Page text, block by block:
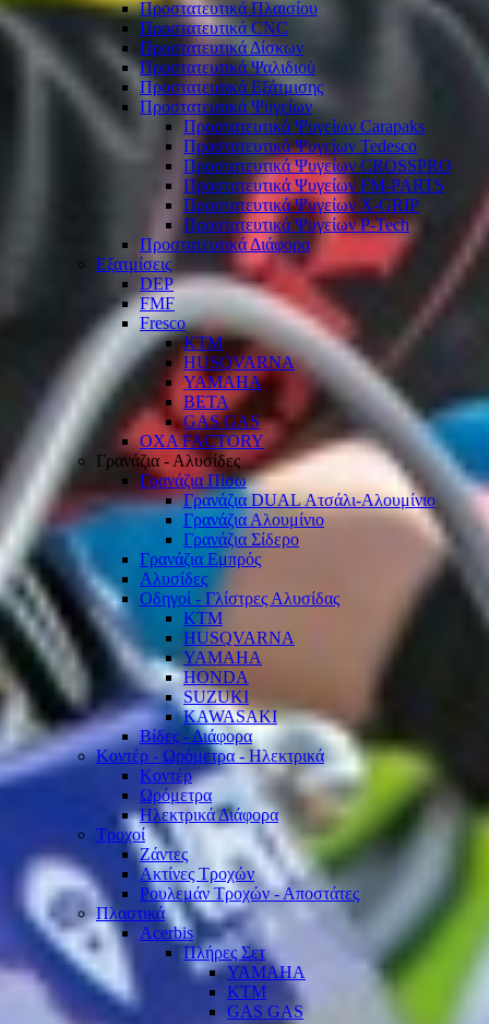
Προστατευτικά Πλαισίου
Προστατευτικά CNC
Προστατευτικά Δίσκων
Προστατευτικά Ψαλιδιού
Προστατευτικά Εξάτμισης
Προστατευτικά Ψυγείων
Προστατευτικά Ψυγείων Carapaks
Προστατευτικά Ψυγείων Tedesco
Προστατευτικά Ψυγείων CROSSPRO
Προστατευτικά Ψυγείων FM-PARTS
Προστατευτικά Ψυγείων X-GRIP
Προστατευτικά Ψυγείων P-Tech
Προστατευτικά Διάφορα
Εξατμίσεις
DEP
FMF
Fresco
KTM
HUSQVARNA
YAMAHA
BETA
GAS GAS
OXA FACTORY
Γρανάζια - Αλυσίδες
Γρανάζια Πίσω
Γρανάζια DUAL Ατσάλι-Αλουμίνιο
Γρανάζια Αλουμίνιο
Γρανάζια Σίδερο
Γρανάζια Εμπρός
Αλυσίδες
Οδηγοί - Γλίστρες Αλυσίδας
KTM
HUSQVARNA
YAMAHA
HONDA
SUZUKI
KAWASAKI
Βίδες - Διάφορα
Κοντέρ - Ωρόμετρα - Ηλεκτρικά
Κοντέρ
Ωρόμετρα
Ηλεκτρικά Διάφορα
Τροχοί
Ζάντες
Ακτίνες Τροχών
Ρουλεμάν Τροχών - Αποστάτες
Πλαστικά
Acerbis
Πλήρες Σετ
YAMAHA
KTM
GAS GAS